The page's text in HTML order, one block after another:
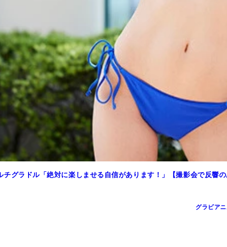
グラドル「絶対に楽しませる自信があります！」【撮影会で反響の
グラビア